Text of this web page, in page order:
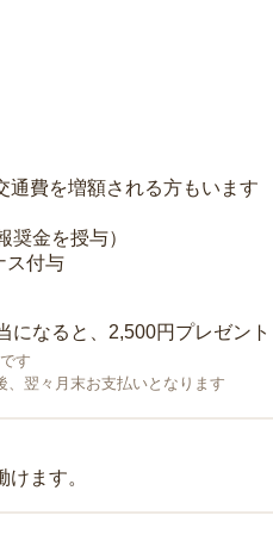
費を増額される方もいます
奨金を授与）
ス付与
になると、2,500円プレゼント
す
翌々月末お支払いとなります
ます。